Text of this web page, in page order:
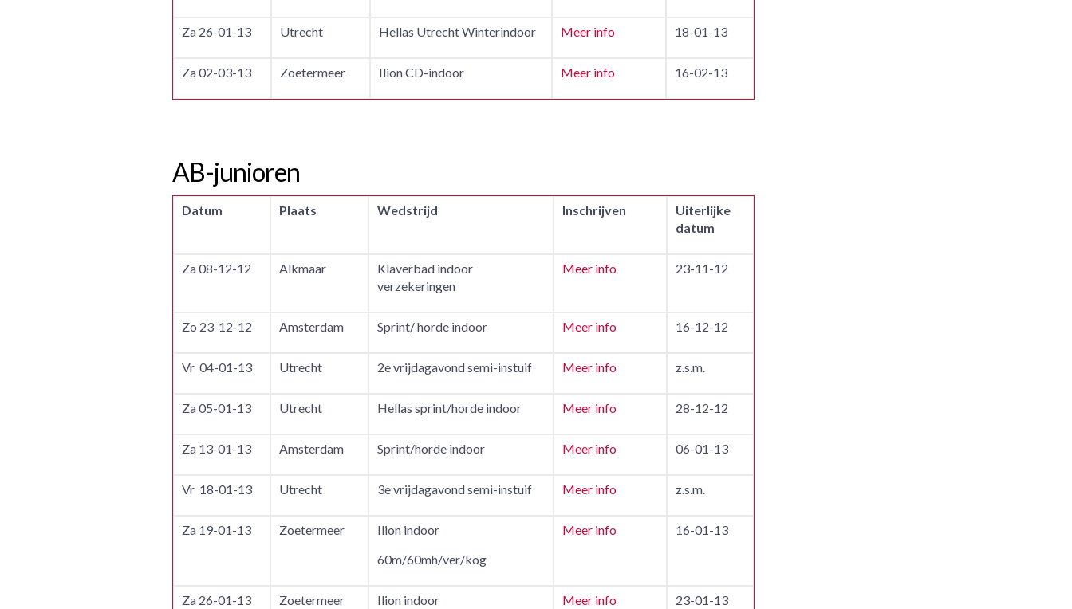
Za 26-01-13 Utrecht Hellas Utrecht Winterindoor Meer info 18-01-13
Za 02-03-13 Zoetermeer Ilion CD-indoor Meer info 16-02-13
AB-junioren
Datum Plaats Wedstrijd Inschrijven
Uiterlijke
datum
Za 08-12-12 Alkmaar
Klaverbad indoor
verzekeringen
Meer info 23-11-12
Zo 23-12-12 Amsterdam Sprint/ horde indoor Meer info 16-12-12
Vr 04-01-13 Utrecht 2e vrijdagavond semi-instuif Meer info z.s.m.
Za 05-01-13 Utrecht Hellas sprint/horde indoor Meer info 28-12-12
Za 13-01-13 Amsterdam Sprint/horde indoor Meer info 06-01-13
Vr 18-01-13 Utrecht 3e vrijdagavond semi-instuif Meer info z.s.m.
Za 19-01-13 Zoetermeer
Ilion indoor
60m/60mh/ver/kog
Meer info 16-01-13
Za 26-01-13 Zoetermeer
Ilion indoor
Meer info 23-01-13